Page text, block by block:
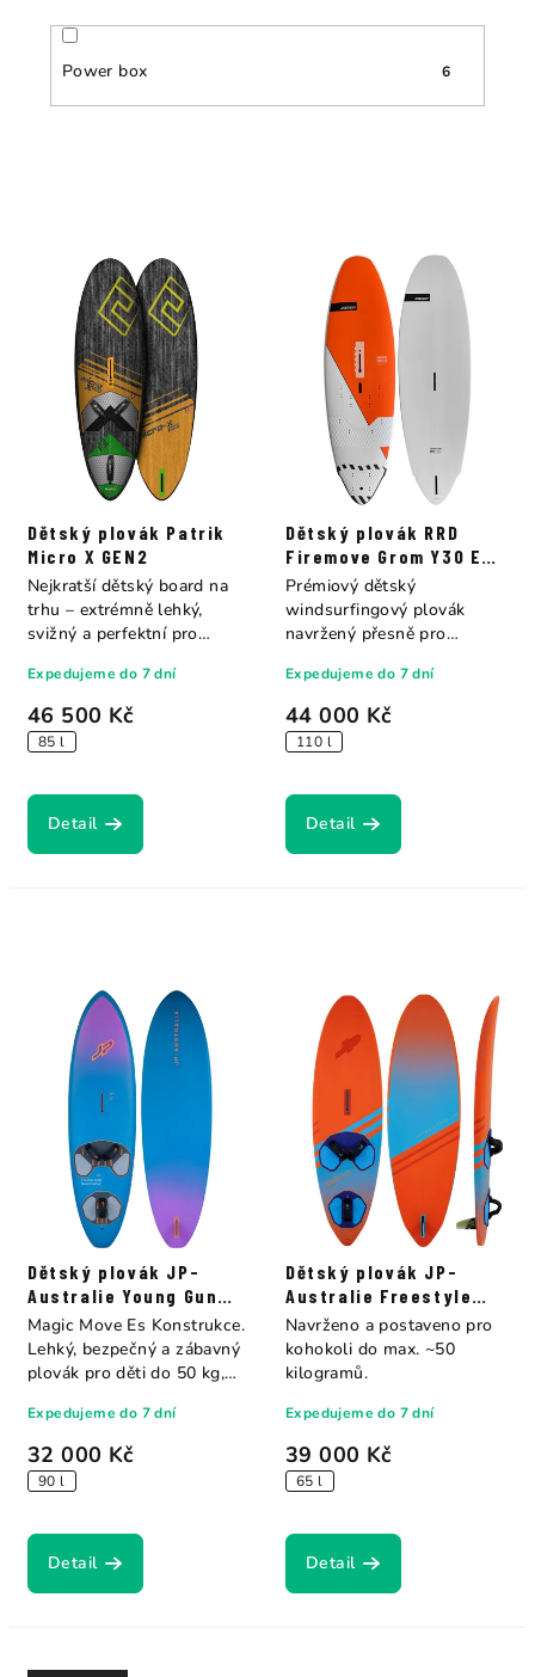
Power box 6
Dětský plovák Patrik
Micro X GEN2
46 500 Kč
85 l
Expedujeme do 7 dní
Detail
Nejkratší dětský board na
trhu – extrémně lehký,
svižný a perfektní pro
Dětský plovák RRD
Firemove Grom Y30 E-
TECH
44 000 Kč
110 l
Expedujeme do 7 dní
Detail
Prémiový dětský
windsurfingový plovák
navržený přesně pro
50...
Dětský plovák JP-
Australie Young Gun
Magic Move Es
32 000 Kč
90 l
Expedujeme do 7 dní
Detail
Magic Move Es Konstrukce.
Lehký, bezpečný a zábavný
plovák pro děti do 50 kg,
Dětský plovák JP-
Australie Freestyle
Young Gun
39 000 Kč
65 l
Expedujeme do 7 dní
Detail
Navrženo a postaveno pro
kohokoli do max. ~50
kilogramů.